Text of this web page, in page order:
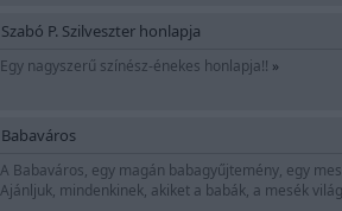
Szabó P. Szilveszter honlapja
Egy nagyszerű színész-énekes honlapja!! »
Babaváros
A Babaváros, egy magán babagyűjtemény, egy
Ajánljuk, mindenkinek, akiket a babák, a mesék